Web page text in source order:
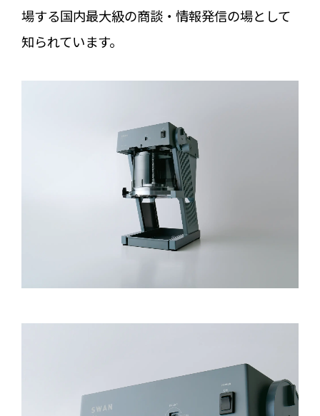
場する国内最大級の商談・情報発信の場として
知られています。